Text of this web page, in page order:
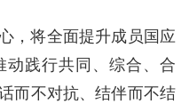
，将全面提升成员国应
践行共同、综合、合
而不对抗、结伴而不结